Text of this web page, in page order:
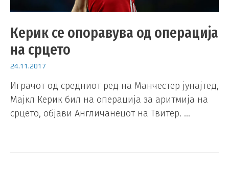
Керик се опоравува од операција
на срцето
24.11.2017
Играчот од средниот ред на Манчестер јунајтед,
Мајкл Керик бил на операција за аритмија на
срцето, објави Англичанецот на Твитер. …